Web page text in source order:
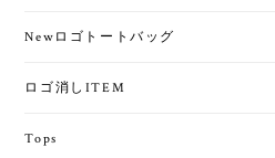
Newロゴトートバッグ
ロゴ消しITEM
Tops